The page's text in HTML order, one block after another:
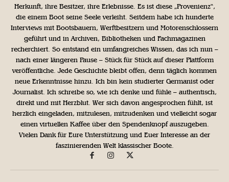
Herkunft, ihre Besitzer, ihre Erlebnisse. Es ist diese „Provenienz“,
die einem Boot seine Seele verleiht. Seitdem habe ich hunderte
Interviews mit Bootsbauern, Werftbesitzern und Motorenschlossern
geführt und in Archiven, Bibliotheken und Fachmagazinen
recherchiert. So entstand ein umfangreiches Wissen, das ich nun –
nach einer längeren Pause – Stück für Stück auf dieser Plattform
veröffentliche. Jede Geschichte bleibt offen, denn täglich kommen
neue Erkenntnisse hinzu. Ich bin kein studierter Germanist oder
Journalist. Ich schreibe so, wie ich denke und fühle – authentisch,
direkt und mit Herzblut. Wer sich davon angesprochen fühlt, ist
herzlich eingeladen, mitzulesen, mitzudenken und vielleicht sogar
einen virtuellen Kaffee über den Spendenknopf auszugeben.
Vielen Dank für Eure Unterstützung und Euer Interesse an der
faszinierenden Welt klassischer Boote.